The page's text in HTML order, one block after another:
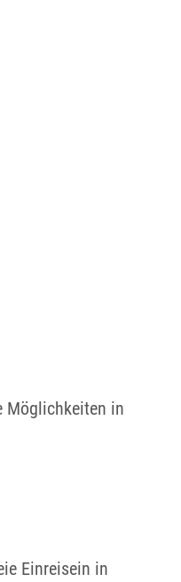
Möglichkeiten in
Einreisein in